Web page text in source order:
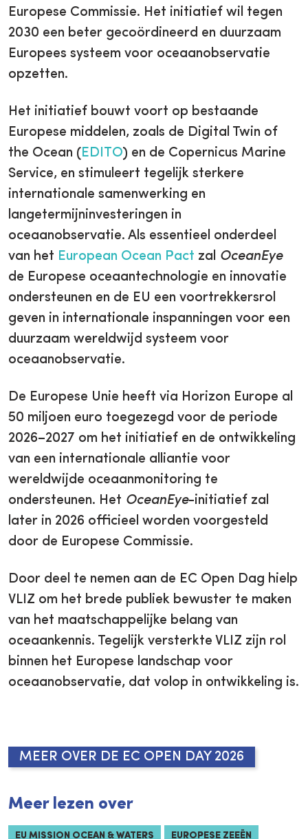
Europese Commissie. Het initiatief wil tegen
2030 een beter gecoördineerd en duurzaam
Europees systeem voor oceaanobservatie
opzetten.
Het initiatief bouwt voort op bestaande
Europese middelen, zoals de Digital Twin of
the Ocean (EDITO) en de Copernicus Marine
Service, en stimuleert tegelijk sterkere
internationale samenwerking en
langetermijninvesteringen in
oceaanobservatie. Als essentieel onderdeel
van het European Ocean Pact zal OceanEye
de Europese oceaantechnologie en innovatie
ondersteunen en de EU een voortrekkersrol
geven in internationale inspanningen voor een
duurzaam wereldwijd systeem voor
oceaanobservatie.
De Europese Unie heeft via Horizon Europe al
50 miljoen euro toegezegd voor de periode
2026–2027 om het initiatief en de ontwikkeling
van een internationale alliantie voor
wereldwijde oceaanmonitoring te
ondersteunen. Het OceanEye-initiatief zal
later in 2026 officieel worden voorgesteld
door de Europese Commissie.
Door deel te nemen aan de EC Open Dag hielp
VLIZ om het brede publiek bewuster te maken
van het maatschappelijke belang van
oceaankennis. Tegelijk versterkte VLIZ zijn rol
binnen het Europese landschap voor
oceaanobservatie, dat volop in ontwikkeling is.
MEER OVER DE EC OPEN DAY 2026
Meer lezen over
EU MISSION OCEAN & WATERS EUROPESE ZEEËN